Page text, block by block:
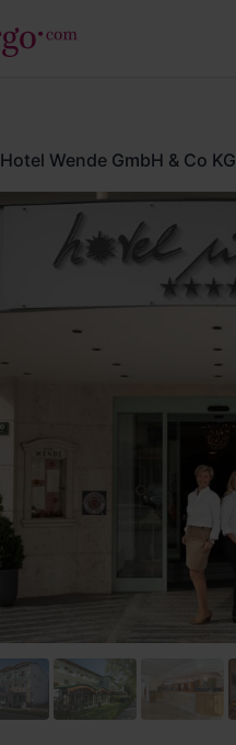
Hotel Wende GmbH & Co KG